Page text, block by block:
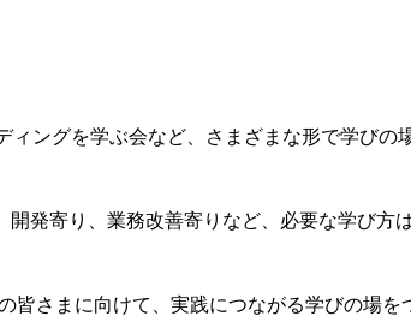
ィングを学ぶ会など、さまざまな形で学びの
発寄り、業務改善寄りなど、必要な学び方
皆さまに向けて、実践につながる学びの場を